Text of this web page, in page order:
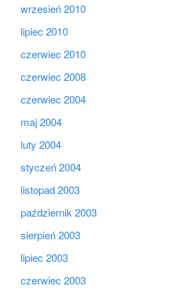
wrzesień 2010
lipiec 2010
czerwiec 2010
czerwiec 2008
czerwiec 2004
maj 2004
luty 2004
styczeń 2004
listopad 2003
październik 2003
sierpień 2003
lipiec 2003
czerwiec 2003